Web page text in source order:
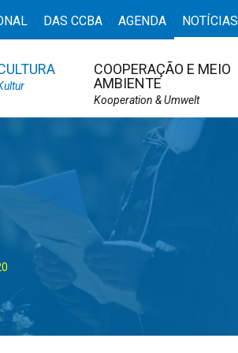
DAS CCBA AGENDA NOTÍCIAS
COOPERAÇÃO E MEIO
AMBIENTE
Kooperation & Umwelt